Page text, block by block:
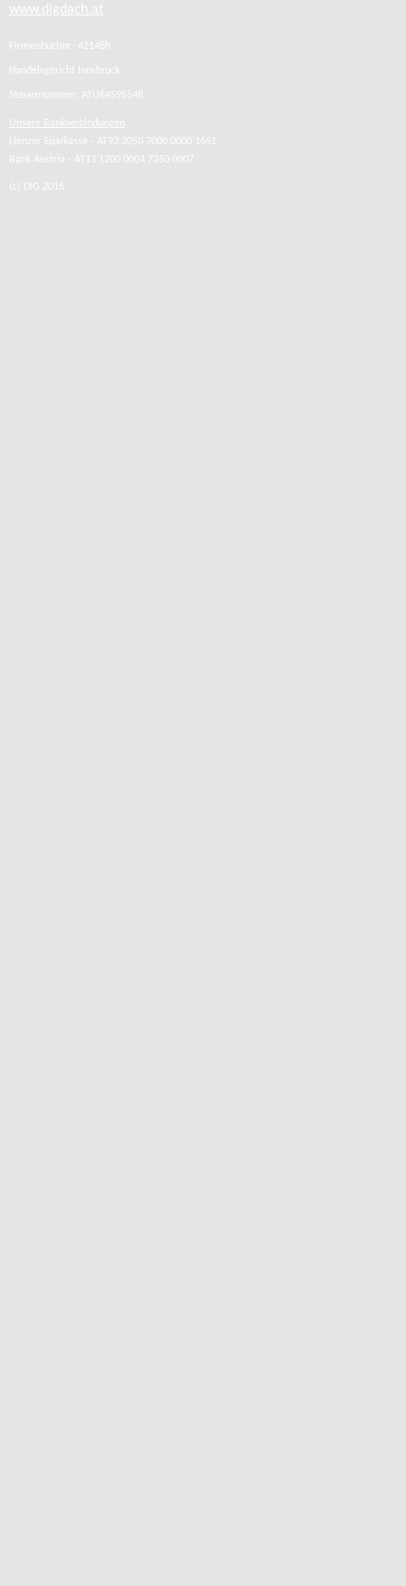
www.digdach.at
Firmenbuchnr.: 42148h
Handelsgericht Innsbruck
Steuernummer: ATU64595548
Unsere Bankverbindungen
Lienzer Sparkasse - AT93 2050 7000 0000 1651
Bank Austria - AT13 1200 0004 7350 0007
(c) DIG 2016